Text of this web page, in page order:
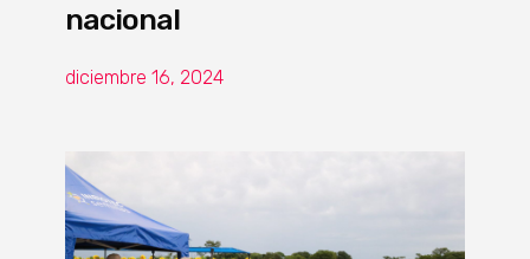
nacional
diciembre 16, 2024